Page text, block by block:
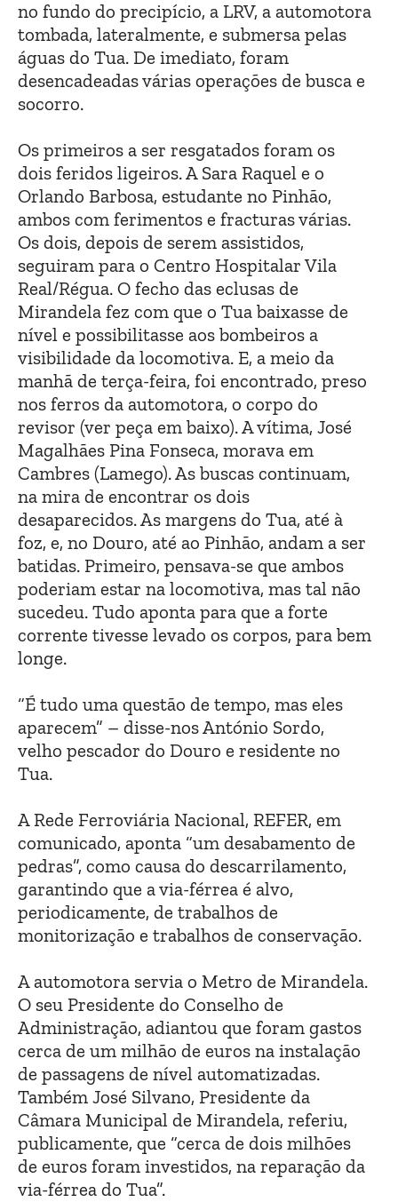
no fundo do precipício, a LRV, a automotora
tombada, lateralmente, e submersa pelas
águas do Tua. De imediato, foram
desencadeadas várias operações de busca e
socorro.
Os primeiros a ser resgatados foram os
dois feridos ligeiros. A Sara Raquel e o
Orlando Barbosa, estudante no Pinhão,
ambos com ferimentos e fracturas várias.
Os dois, depois de serem assistidos,
seguiram para o Centro Hospitalar Vila
Real/Régua. O fecho das eclusas de
Mirandela fez com que o Tua baixasse de
nível e possibilitasse aos bombeiros a
visibilidade da locomotiva. E, a meio da
manhã de terça-feira, foi encontrado, preso
nos ferros da automotora, o corpo do
revisor (ver peça em baixo). A vítima, José
Magalhães Pina Fonseca, morava em
Cambres (Lamego). As buscas continuam,
na mira de encontrar os dois
desaparecidos. As margens do Tua, até à
foz, e, no Douro, até ao Pinhão, andam a ser
batidas. Primeiro, pensava-se que ambos
poderiam estar na locomotiva, mas tal não
sucedeu. Tudo aponta para que a forte
corrente tivesse levado os corpos, para bem
longe.
“É tudo uma questão de tempo, mas eles
aparecem” – disse-nos António Sordo,
velho pescador do Douro e residente no
Tua.
A Rede Ferroviária Nacional, REFER, em
comunicado, aponta “um desabamento de
pedras”, como causa do descarrilamento,
garantindo que a via-férrea é alvo,
periodicamente, de trabalhos de
monitorização e trabalhos de conservação.
A automotora servia o Metro de Mirandela.
O seu Presidente do Conselho de
Administração, adiantou que foram gastos
cerca de um milhão de euros na instalação
de passagens de nível automatizadas.
Também José Silvano, Presidente da
Câmara Municipal de Mirandela, referiu,
publicamente, que “cerca de dois milhões
de euros foram investidos, na reparação da
via-férrea do Tua”.